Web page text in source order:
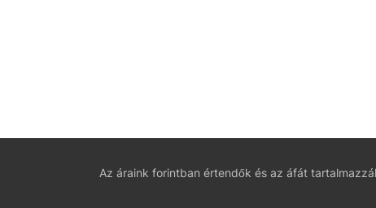
Az áraink forintban értendők és az áfát